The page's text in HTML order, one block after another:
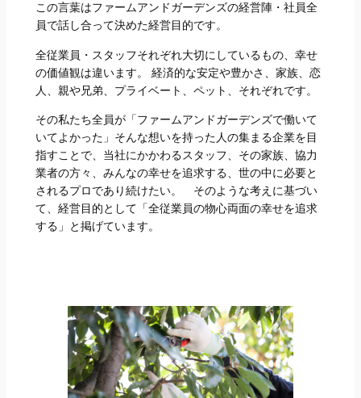
この言葉はファームアンドガーデンズの経営陣・社員全
員で話し合って決めた経営目的です。
全従業員・スタッフそれぞれ大切にしているもの、幸せ
の価値観は違います。 経済的な安定や豊かさ、家族、恋
人、親や兄弟、プライベート、ペット、それぞれです。
その私たち全員が「ファームアンドガーデンズで働いて
いてよかった」そんな想いを持った人の集まる企業を目
指すことで、当社にかかわるスタッフ、その家族、協力
業者の方々、みんなの幸せを追求する、世の中に必要と
されるプロであり続けたい。 そのような考えに基づい
て、経営目的として「全従業員の物心両面の幸せを追求
する」と掲げています。